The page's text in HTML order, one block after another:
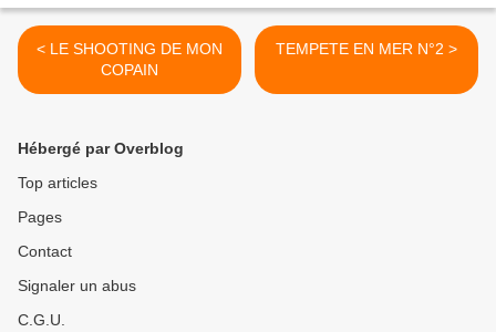
< LE SHOOTING DE MON
COPAIN
TEMPETE EN MER N°2 >
Hébergé par Overblog
Top articles
Pages
Contact
Signaler un abus
C.G.U.